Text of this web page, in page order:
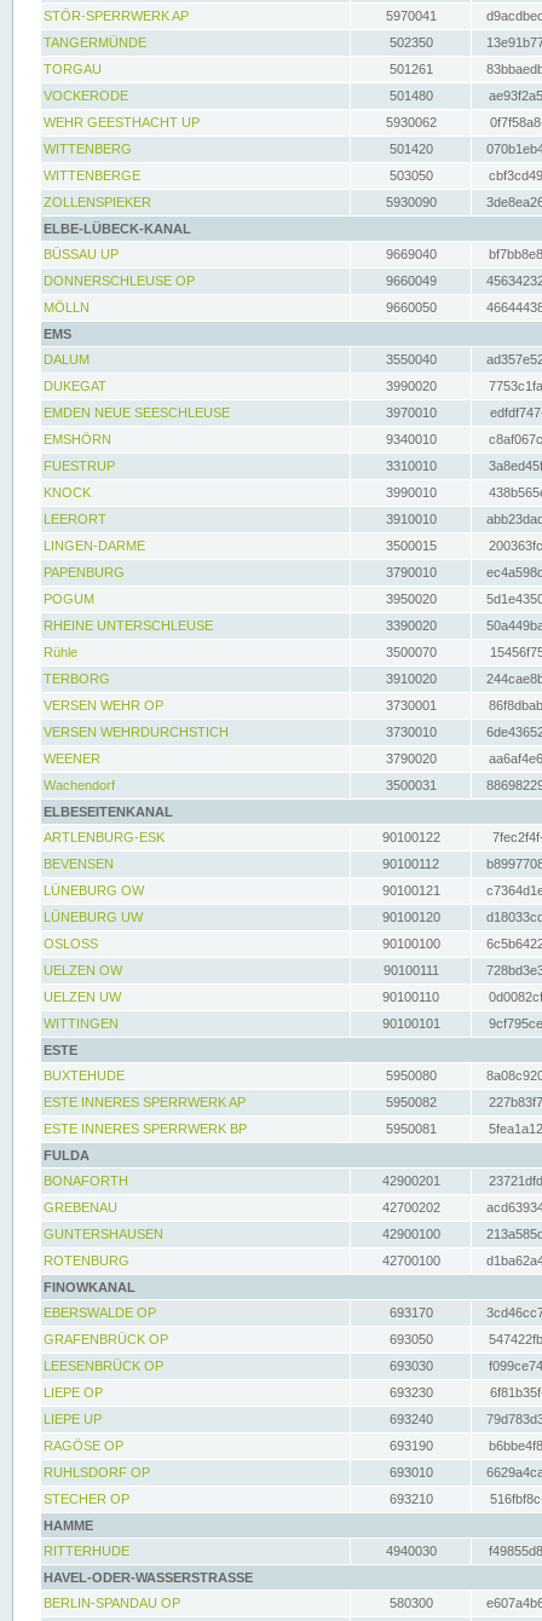
STÖR-SPERRWERK AP 5970041
TANGERMÜNDE
502350
TORGAU
501261
VOCKERODE
501480
WEHR GEESTHACHT UP
5930062
WITTENBERG
501420
WITTENBERGE
503050
ZOLLENSPIEKER
5930090
ELBE-LÜBECK-KANAL
BÜSSAU UP
9669040
DONNERSCHLEUSE OP
9660049
MÖLLN
9660050
EMS
DALUM
3550040
DUKEGAT
3990020
EMDEN NEUE SEESCHLEUSE
3970010
EMSHÖRN
9340010
FUESTRUP
3310010
KNOCK
3990010
LEERORT
3910010
LINGEN-DARME
3500015
PAPENBURG
3790010
POGUM
3950020
RHEINE UNTERSCHLEUSE
3390020
Rühle
3500070
TERBORG
3910020
VERSEN WEHR OP
3730001
VERSEN WEHRDURCHSTICH
3730010
WEENER
3790020
Wachendorf
3500031
ELBESEITENKANAL
ARTLENBURG-ESK
90100122
BEVENSEN
90100112
LÜNEBURG OW
90100121
LÜNEBURG UW
90100120
OSLOSS
90100100
UELZEN OW
90100111
UELZEN UW
90100110
WITTINGEN
90100101
ESTE
BUXTEHUDE
5950080
ESTE INNERES SPERRWERK AP
5950082
ESTE INNERES SPERRWERK BP
5950081
FULDA
BONAFORTH
42900201
GREBENAU
42700202
GUNTERSHAUSEN
42900100
ROTENBURG
42700100
FINOWKANAL
EBERSWALDE OP
693170
GRAFENBRÜCK OP
693050
LEESENBRÜCK OP
693030
LIEPE OP
693230
LIEPE UP
693240
RAGÖSE OP
693190
RUHLSDORF OP
693010
STECHER OP
693210
HAMME
RITTERHUDE
4940030
HAVEL-ODER-WASSERSTRASSE
BERLIN-SPANDAU OP
580300